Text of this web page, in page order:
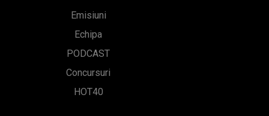
Emisiuni
Echipa
PODCAST
Concursuri
HOT40